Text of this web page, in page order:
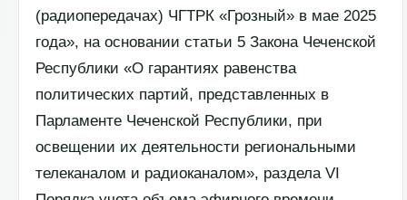
(радиопередачах) ЧГТРК «Грозный» в мае 2025
года», на основании статьи 5 Закона Чеченской
Республики «О гарантиях равенства
политических партий, представленных в
Парламенте Чеченской Республики, при
освещении их деятельности региональными
телеканалом и радиоканалом», раздела VI